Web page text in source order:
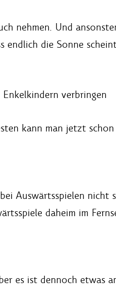
nehmen. Und
endlich die Sonne
verbringen
kann man jetzt schon
Auswärtsspielen nicht
daheim im
es ist dennoch etwas